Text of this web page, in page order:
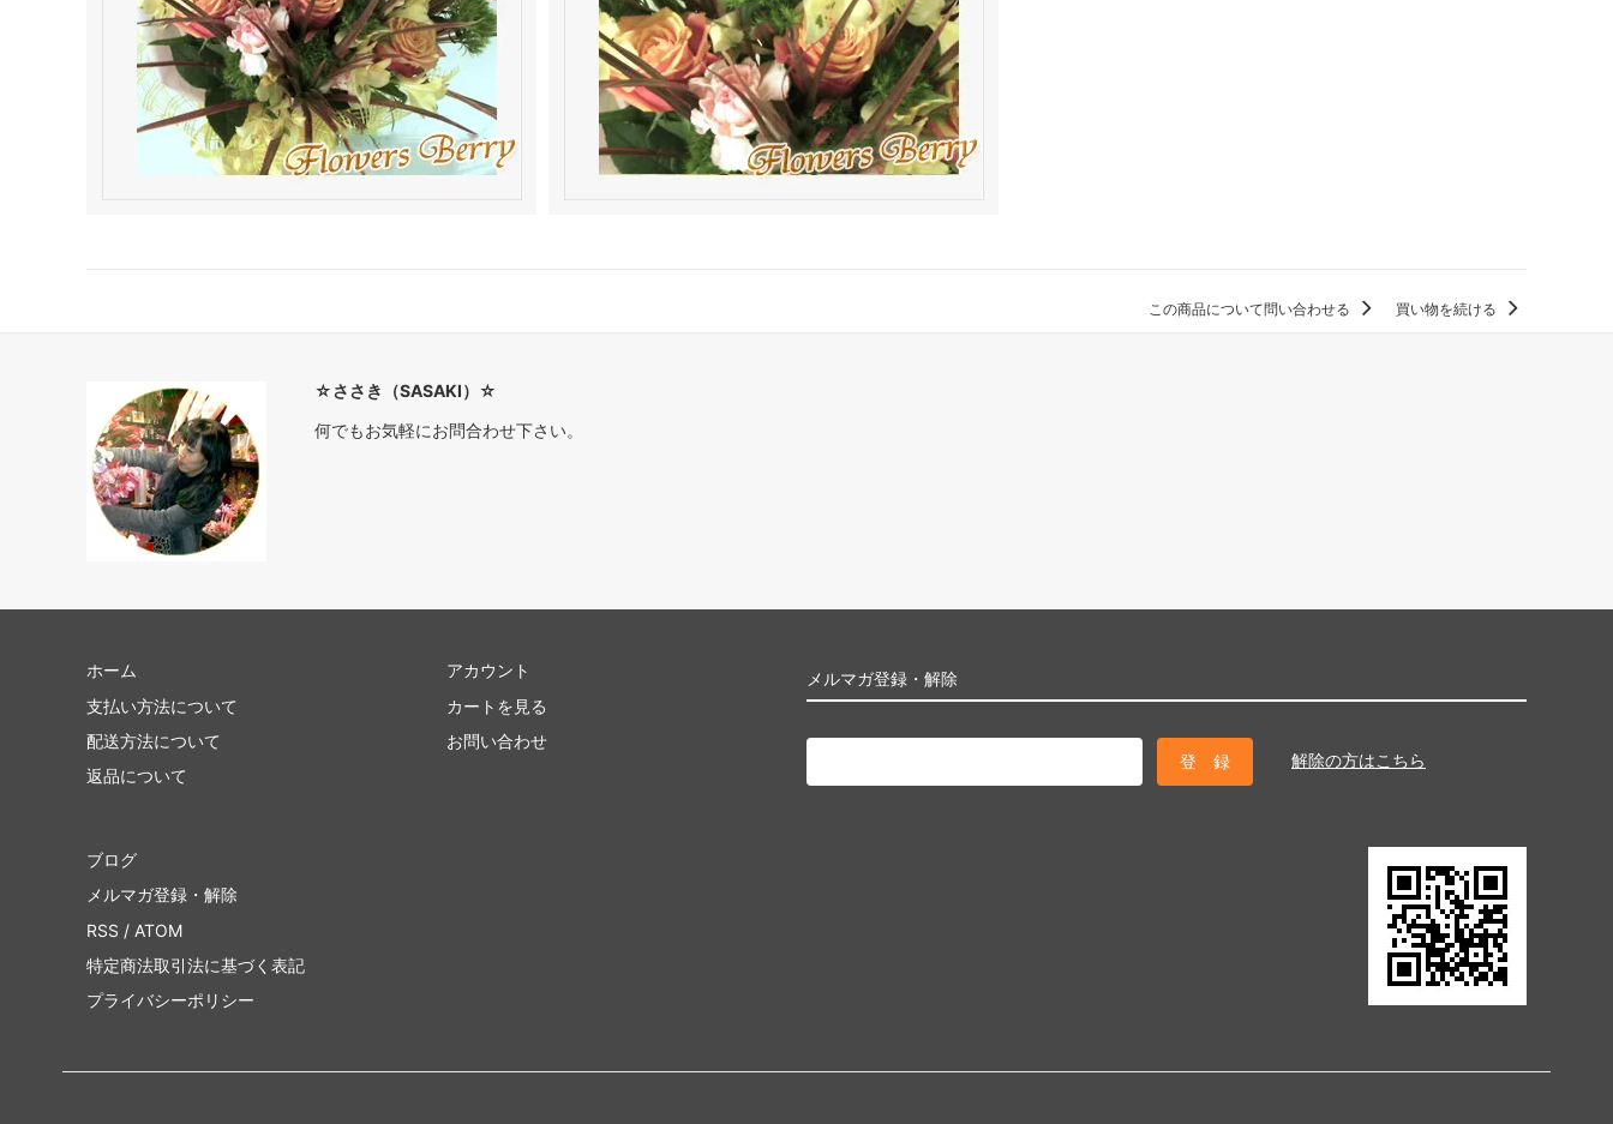
この商品について問い合わせる 買い物を続ける
☆ささき（SASAKI）☆
何でもお気軽にお問合わせ下さい。
メルマガ登録・解除
解除の方はこちら
ホーム
支払い方法について
配送方法について
返品について
アカウント
カートを見る
お問い合わせ
ブログ
メルマガ登録・解除
RSS / ATOM
特定商法取引法に基づく表記
プライバシーポリシー